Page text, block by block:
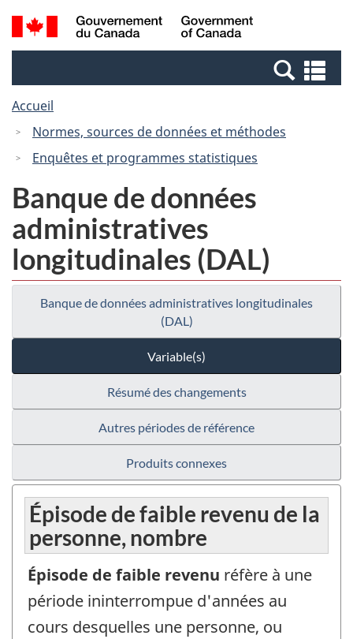
Passer
au
Passer
à
Canada
Recherche
et
et
Accueil
Normes, sources de données et méthodes
Enquêtes et programmes statistiques
Banque de données
administratives
longitudinales (DAL)
Banque de données administratives longitudinales
(DAL)
Variable(s)
Résumé des changements
Autres périodes de référence
Produits connexes
Épisode de faible revenu de la
personne, nombre
Épisode de faible revenu réfère à une
période ininterrompue d'années au
cours desquelles une personne, ou